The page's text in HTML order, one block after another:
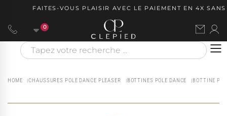
FAITES-VOUS PLAISIR AVEC LE PAIEMENT EN 4X SANS
0
HOME CHAUSSURES POLE DANCE PLEASER BOTTINES POLE DANCE